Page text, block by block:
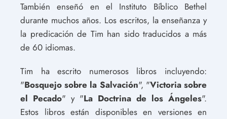
También enseñó en el Instituto Bíblico Bethel
durante muchos años. Los escritos, la enseñanza y
la predicación de Tim han sido traducidos a más
de 60 idiomas.
Tim ha escrito numerosos libros incluyendo:
"Bosquejo sobre la Salvación", "Victoria sobre
el Pecado" y "La Doctrina de los Ángeles".
Estos libros están disponibles en versiones en